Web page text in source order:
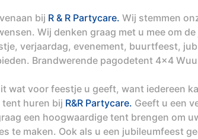
bij R & R Partycare. Wij stemmen
Wij denken graag met u mee om
verjaardag, evenement, buurtfeest,
Brandwerende pagodetent 4x4
wat voor feestje u geeft, want iedereen
huren bij R&R Partycare. Geeft u een
een hoogwaardige tent brengen om
te maken. Ook als u een jubileumfeest